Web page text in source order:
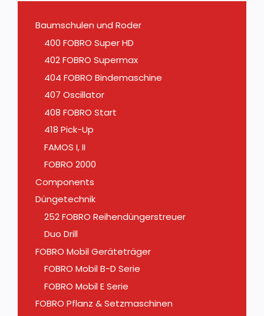
Baumschulen und Roder
400 FOBRO Super HD
402 FOBRO Supermax
404 FOBRO Bindemaschine
407 Oscillator
408 FOBRO Start
418 Pick-Up
FAMOS I, II
FOBRO 2000
Components
Düngetechnik
252 FOBRO Reihendüngerstreuer
Duo Drill
FOBRO Mobil Geräteträger
FOBRO Mobil B-D Serie
FOBRO Mobil E Serie
FOBRO Pflanz & Setzmaschinen